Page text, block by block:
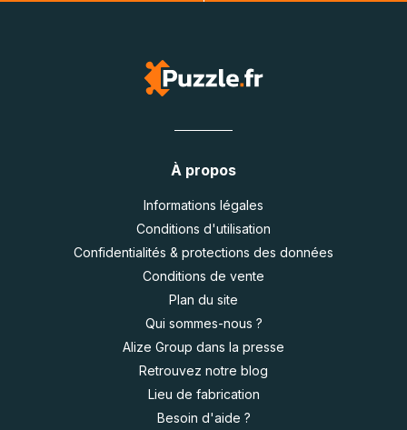
À propos
Informations légales
Conditions d'utilisation
Confidentialités & protections des données
Conditions de vente
Plan du site
Qui sommes-nous ?
Alize Group dans la presse
Retrouvez notre blog
Lieu de fabrication
Besoin d'aide ?